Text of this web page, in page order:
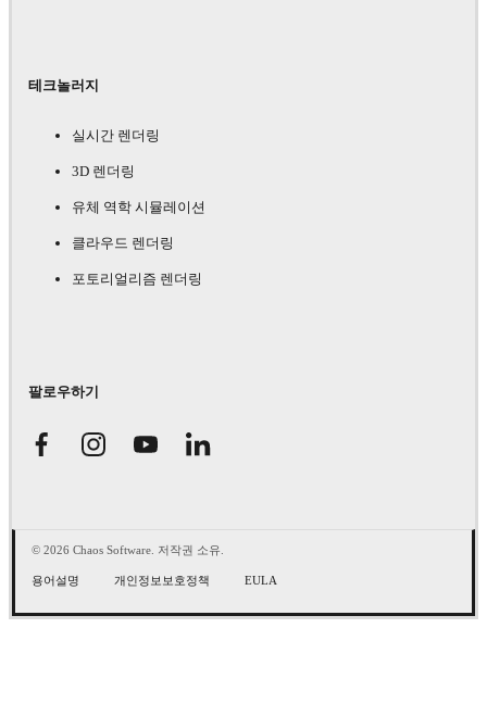
테크놀러지
실시간 렌더링
3D 렌더링
유체 역학 시뮬레이션
클라우드 렌더링
포토리얼리즘 렌더링
팔로우하기
© 2026 Chaos Software. 저작권 소유.
용어설명 개인정보보호정책 EULA